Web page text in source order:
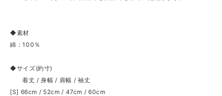
◆素材
綿：100％
◆サイズ(約寸)
着丈 / 身幅 / 肩幅 / 袖丈
[S] 66cm / 52cm / 47cm / 60cm